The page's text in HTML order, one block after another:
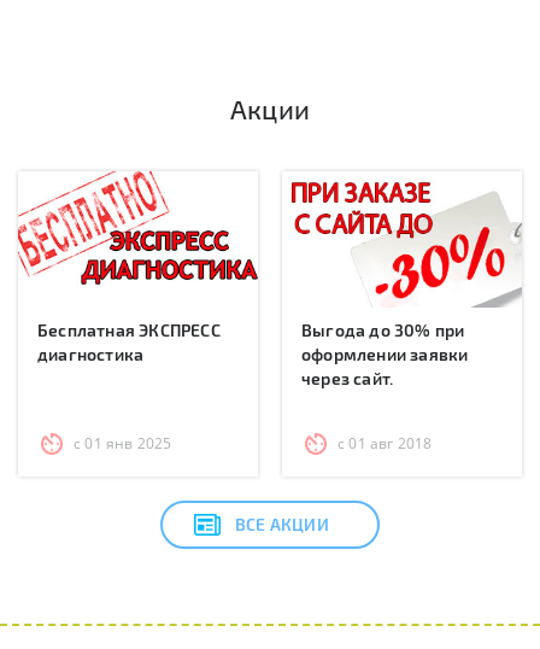
Акции
Бесплатная ЭКСПРЕСС
диагностика
с 01 янв 2025
Выгода до 30% при
оформлении заявки
через сайт.
с 01 авг 2018
ВСЕ АКЦИИ